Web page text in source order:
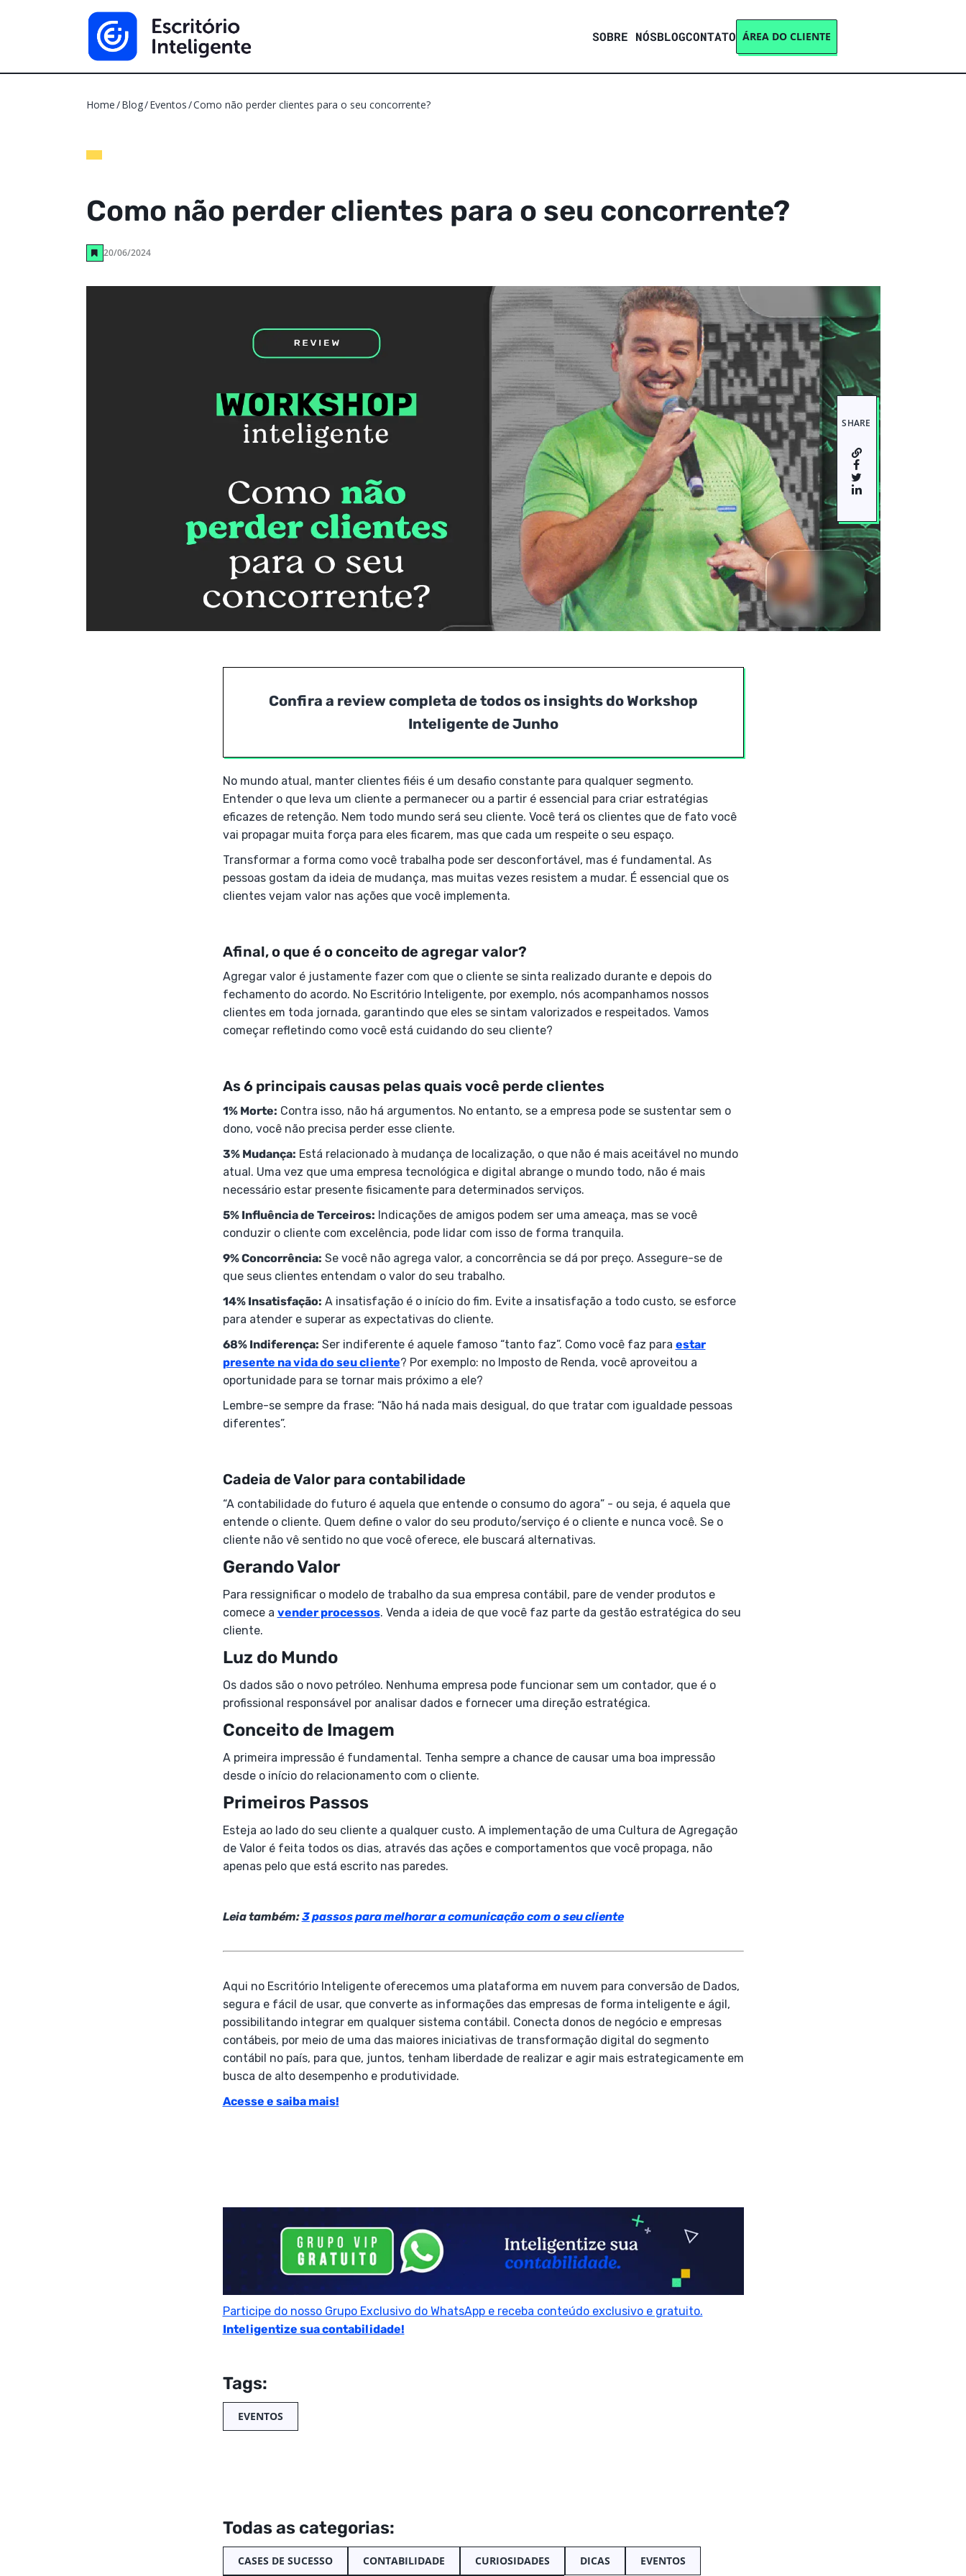
SOBRE NÓSBLOGCONTATO ÁREA DO CLIENTE
Home Blog Eventos Como não perder clientes para o seu concorrente?
Como não perder clientes para o seu concorrente?
20/06/2024
SHARE
Confira a review completa de todos os insights do Workshop
Inteligente de Junho
No mundo atual, manter clientes fiéis é um desafio constante para qualquer segmento.
Entender o que leva um cliente a permanecer ou a partir é essencial para criar estratégias
eficazes de retenção. Nem todo mundo será seu cliente. Você terá os clientes que de fato você
vai propagar muita força para eles ficarem, mas que cada um respeite o seu espaço.
Transformar a forma como você trabalha pode ser desconfortável, mas é fundamental. As
pessoas gostam da ideia de mudança, mas muitas vezes resistem a mudar. É essencial que os
clientes vejam valor nas ações que você implementa.
Afinal, o que é o conceito de agregar valor?
Agregar valor é justamente fazer com que o cliente se sinta realizado durante e depois do
fechamento do acordo. No Escritório Inteligente, por exemplo, nós acompanhamos nossos
clientes em toda jornada, garantindo que eles se sintam valorizados e respeitados. Vamos
começar refletindo como você está cuidando do seu cliente?
As 6 principais causas pelas quais você perde clientes
1% Morte: Contra isso, não há argumentos. No entanto, se a empresa pode se sustentar sem o
dono, você não precisa perder esse cliente.
3% Mudança: Está relacionado à mudança de localização, o que não é mais aceitável no mundo
atual. Uma vez que uma empresa tecnológica e digital abrange o mundo todo, não é mais
necessário estar presente fisicamente para determinados serviços.
5% Influência de Terceiros: Indicações de amigos podem ser uma ameaça, mas se você
conduzir o cliente com excelência, pode lidar com isso de forma tranquila.
9% Concorrência: Se você não agrega valor, a concorrência se dá por preço. Assegure-se de
que seus clientes entendam o valor do seu trabalho.
14% Insatisfação: A insatisfação é o início do fim. Evite a insatisfação a todo custo, se esforce
para atender e superar as expectativas do cliente.
68% Indiferença: Ser indiferente é aquele famoso “tanto faz”. Como você faz para estar
presente na vida do seu cliente? Por exemplo: no Imposto de Renda, você aproveitou a
oportunidade para se tornar mais próximo a ele?
Lembre-se sempre da frase: “Não há nada mais desigual, do que tratar com igualdade pessoas
diferentes”.
Cadeia de Valor para contabilidade
“A contabilidade do futuro é aquela que entende o consumo do agora” - ou seja, é aquela que
entende o cliente. Quem define o valor do seu produto/serviço é o cliente e nunca você. Se o
cliente não vê sentido no que você oferece, ele buscará alternativas.
Gerando Valor
Para ressignificar o modelo de trabalho da sua empresa contábil, pare de vender produtos e
comece a vender processos. Venda a ideia de que você faz parte da gestão estratégica do seu
cliente.
Luz do Mundo
Os dados são o novo petróleo. Nenhuma empresa pode funcionar sem um contador, que é o
profissional responsável por analisar dados e fornecer uma direção estratégica.
Conceito de Imagem
A primeira impressão é fundamental. Tenha sempre a chance de causar uma boa impressão
desde o início do relacionamento com o cliente.
Primeiros Passos
Esteja ao lado do seu cliente a qualquer custo. A implementação de uma Cultura de Agregação
de Valor é feita todos os dias, através das ações e comportamentos que você propaga, não
apenas pelo que está escrito nas paredes.
Leia também:3 passos para melhorar a comunicação com o seu cliente
Aqui no Escritório Inteligente oferecemos uma plataforma em nuvem para conversão de Dados,
segura e fácil de usar, que converte as informações das empresas de forma inteligente e ágil,
possibilitando integrar em qualquer sistema contábil. Conecta donos de negócio e empresas
contábeis, por meio de uma das maiores iniciativas de transformação digital do segmento
contábil no país, para que, juntos, tenham liberdade de realizar e agir mais estrategicamente em
busca de alto desempenho e produtividade.
Acesse e saiba mais!
Participe do nosso Grupo Exclusivo do WhatsApp e receba conteúdo exclusivo e gratuito.
Inteligentize sua contabilidade!
Tags:
EVENTOS
Todas as categorias:
CASES DE SUCESSO CONTABILIDADE CURIOSIDADES DICAS EVENTOS